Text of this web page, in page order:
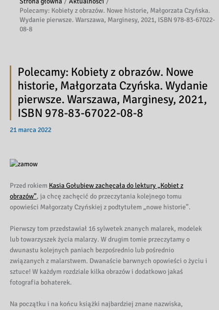
Polecamy: Kobiety z obrazów. Nowe historie, Małgorzata Czyńska.
Wydanie pierwsze. Warszawa, Marginesy, 2021, ISBN 978-83-67022-
08-8
Polecamy: Kobiety z obrazów. Nowe
historie, Małgorzata Czyńska. Wydanie
pierwsze. Warszawa, Marginesy, 2021,
ISBN 978-83-67022-08-8
21 marca 2022
Przed rokiem Kasia Gołubiew zachęcała do lektury „Kobiet z
obrazów”, ja chcę zachęcić do przeczytania kolejnego tomu
opowieści Małgorzaty Czyńskiej z podtytułem „nowe historie”.
Pierwszy tom przedstawiał 16 sylwetek znanych malarek, modelek
lub towarzyszek życia malarzy. W drugim tomie przeczytamy o
dwunastu kolejnych paniach bezpośrednio lub pośrednio
związanych z malarstwem. Dwanaście barwnych opowieści o życiu i
sztuce! W każdym rozdziale kilka obrazów i dodatkowo jakaś
fotografia bohaterek.
Na początku i na końcu książki najbardziej znane nazwiska,